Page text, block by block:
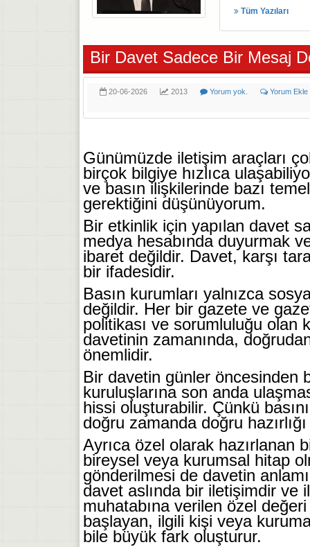
Tüm Yazıları
Bir Davet Sadece Bir Mesaj
20-06-2026 2013 Yorum yok. Yorum Ekle
Günümüzde iletişim araçları
birçok bilgiye hızlıca
ve basın ilişkilerinde bazı
gerektiğini düşünüyorum.
Bir etkinlik için yapılan davet
medya hesabında duyurmak
ibaret değildir. Davet, karşı
bir ifadesidir.
Basın kurumları yalnızca
değildir. Her bir gazete ve
politikası ve sorumluluğu olan
davetinin zamanında,
önemlidir.
Bir davetin günler öncesinden
kuruluşlarına son anda
hissi oluşturabilir. Çünkü
doğru zamanda doğru
Ayrıca özel olarak hazırlanan
bireysel veya kurumsal hitap
gönderilmesi de davetin
davet aslında bir iletişimdir ve
muhatabına verilen özel
başlayan, ilgili kişi veya
bile büyük fark oluşturur.